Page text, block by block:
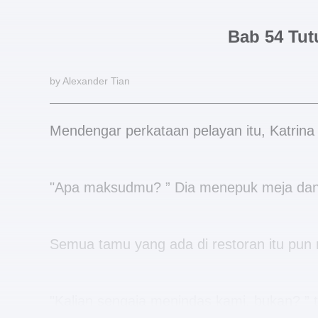
Bab 54
by Alexander Tian
Mendengar perkataan pelayan itu,
"Apa maksudmu? ” Dia menepuk meja
Semua tamu yang ada di restoran itu